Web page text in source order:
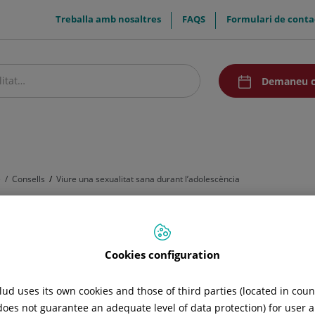
menuTop
Treballa amb nosaltres FAQS Formulari de
menuAcceso
Demaneu
Consells Viure una sexualitat sana durant l’adolescència
Cookies configuration
uses its own cookies and those of third parties (located in
not guarantee an adequate level of data protection) for user